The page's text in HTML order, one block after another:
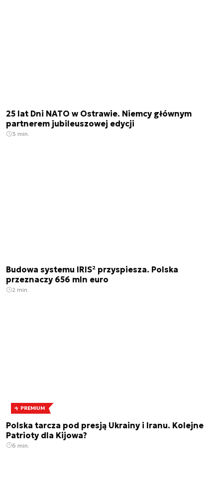
25 lat Dni NATO w Ostrawie. Niemcy głównym
partnerem jubileuszowej edycji
3 min.
Budowa systemu IRIS² przyspiesza. Polska
przeznaczy 656 mln euro
2 min.
PREMIUM
Polska tarcza pod presją Ukrainy i Iranu. Kolejne
Patrioty dla Kijowa?
6 min.